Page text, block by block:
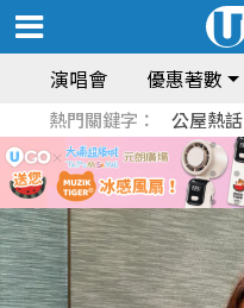
演唱會 優惠著數
熱門關鍵字： 公屋熱話